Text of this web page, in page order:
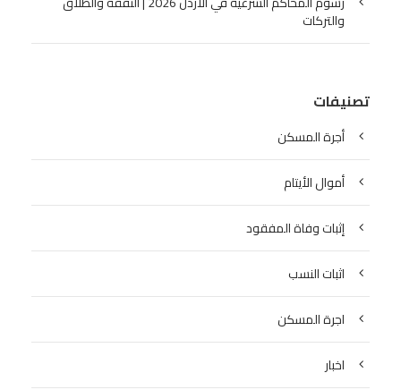
والتركات
تصنيفات
أجرة المسكن
أموال الأيتام
إثبات وفاة المفقود
اثبات النسب
اجرة المسكن
اخبار